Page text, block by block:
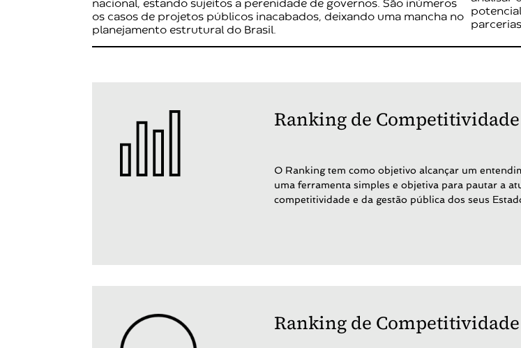
nacional, estando sujeitos a perenidade de governos. São inúmeros
os casos de projetos públicos inacabados, deixando uma mancha no
planejamento estrutural do Brasil.
Ranking de Competitividade
O Ranking tem como objetivo alcançar um
uma ferramenta simples e objetiva para pautar a
competitividade e da gestão pública dos seus
Ranking de